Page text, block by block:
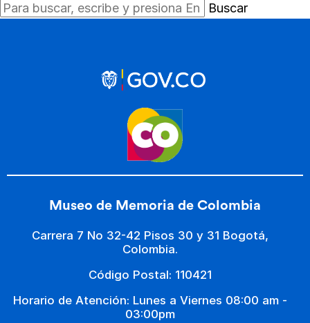
Buscar
Museo de Memoria de Colombia
Carrera 7 No 32-42 Pisos 30 y 31 Bogotá,
Colombia.
Código Postal: 110421
Horario de Atención: Lunes a Viernes 08:00 am -
03:00pm